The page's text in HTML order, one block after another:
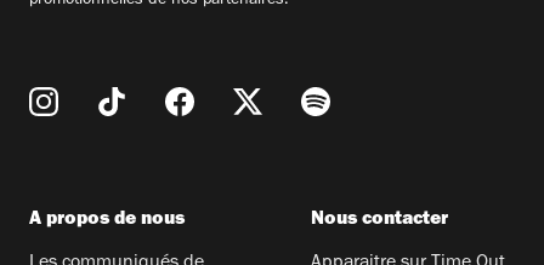
A propos de nous Nous contacter